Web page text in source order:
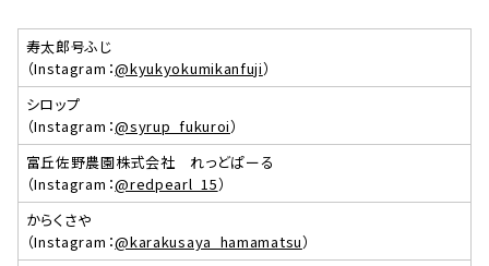
寿太郎号ふじ
（Instagram：@kyukyokumikanfuji）
シロップ
（Instagram：@syrup_fukuroi）
富丘佐野農園株式会社 れっどぱーる
（Instagram：@redpearl_15）
からくさや
（Instagram：@karakusaya_hamamatsu）